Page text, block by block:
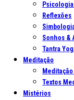
Reflexões
Sonhos &
Tantra
Meditação
Textos
Mistérios